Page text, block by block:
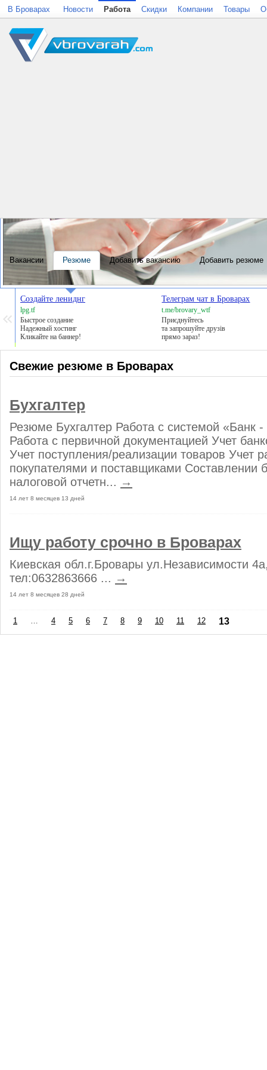
Создайте лениднг
lpg.tf
Быстрое создание
Надежный хостинг
Кликайте на баннер!
Телеграм чат в Броварах
t.me/brovary_wtf
Приєднуйтесь
та запрошуйте друзів
прямо зараз!
Свежие резюме в Броварах
Бухгалтер
Резюме Бухгалтер Работа с системой «Банк
Работа с первичной документацией Учет
Учет поступления/реализации товаров Учет
покупателями и поставщиками Составлении
налоговой отчетн... →
14 лет 8 месяцев 13 дней
Ищу работу срочно в Броварах
Киевская обл.г.Бровары ул.Независимости
тел:0632863666 ... →
14 лет 8 месяцев 28 дней
1 … 4 5 6 7 8 9 10 11 12 13
В Броварах Новости Работа Скидки Компании Товары
Вакансии Резюме Добавить вакансию Добавить резюме